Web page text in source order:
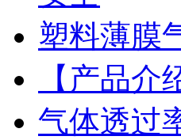
塑料薄膜
【产品
气体透过